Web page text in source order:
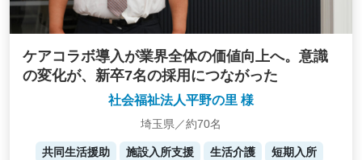
ケアコラボ導入が業界全体の価値向上へ。意識
の変化が、新卒7名の採用につながった
社会福祉法人平野の里 様
埼玉県／約70名
共同生活援助 施設入所支援 生活介護
短期入所